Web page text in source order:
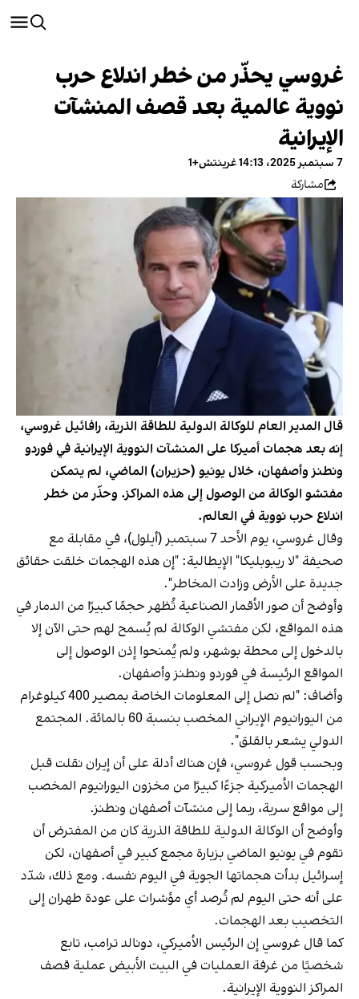
غروسي يحذّر من خطر اندلاع حرب
نووية عالمية بعد قصف المنشآت
الإيرانية
7 سبتمبر 2025، 14:13 غرينتش+1
مشاركة
قال المدير العام للوكالة الدولية للطاقة الذرية، رافائيل غروسي،
إنه بعد هجمات أميركا على المنشآت النووية الإيرانية في فوردو
ونطنز وأصفهان، خلال يونيو (حزيران) الماضي، لم يتمكن
مفتشو الوكالة من الوصول إلى هذه المراكز. وحذّر من خطر
اندلاع حرب نووية في العالم.
وقال غروسي، يوم الأحد 7 سبتمبر (أيلول)، في مقابلة مع
صحيفة "لا ريبوبليكا" الإيطالية: "إن هذه الهجمات خلقت حقائق
جديدة على الأرض وزادت المخاطر".
وأوضح أن صور الأقمار الصناعية تُظهر حجمًا كبيرًا من الدمار في
هذه المواقع، لكن مفتشي الوكالة لم يُسمح لهم حتى الآن إلا
بالدخول إلى محطة بوشهر، ولم يُمنحوا إذن الوصول إلى
المواقع الرئيسة في فوردو ونطنز وأصفهان.
وأضاف: "لم نصل إلى المعلومات الخاصة بمصير 400 كيلوغرام
من اليورانيوم الإيراني المخصب بنسبة 60 بالمائة. المجتمع
الدولي يشعر بالقلق".
وبحسب قول غروسي، فإن هناك أدلة على أن إيران نقلت قبل
الهجمات الأميركية جزءًا كبيرًا من مخزون اليورانيوم المخصب
إلى مواقع سرية، ربما إلى منشآت أصفهان ونطنز.
وأوضح أن الوكالة الدولية للطاقة الذرية كان من المفترض أن
تقوم في يونيو الماضي بزيارة مجمع كبير في أصفهان، لكن
إسرائيل بدأت هجماتها الجوية في اليوم نفسه. ومع ذلك، شدّد
على أنه حتى اليوم لم تُرصد أي مؤشرات على عودة طهران إلى
التخصيب بعد الهجمات.
كما قال غروسي إن الرئيس الأميركي، دونالد ترامب، تابع
شخصيًا من غرفة العمليات في البيت الأبيض عملية قصف
المراكز النووية الإيرانية.